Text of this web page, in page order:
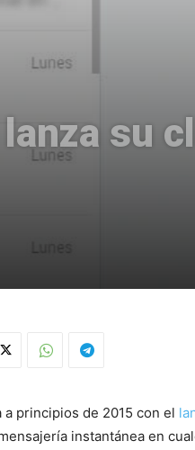
su
principios de 2015 con el
instantánea en